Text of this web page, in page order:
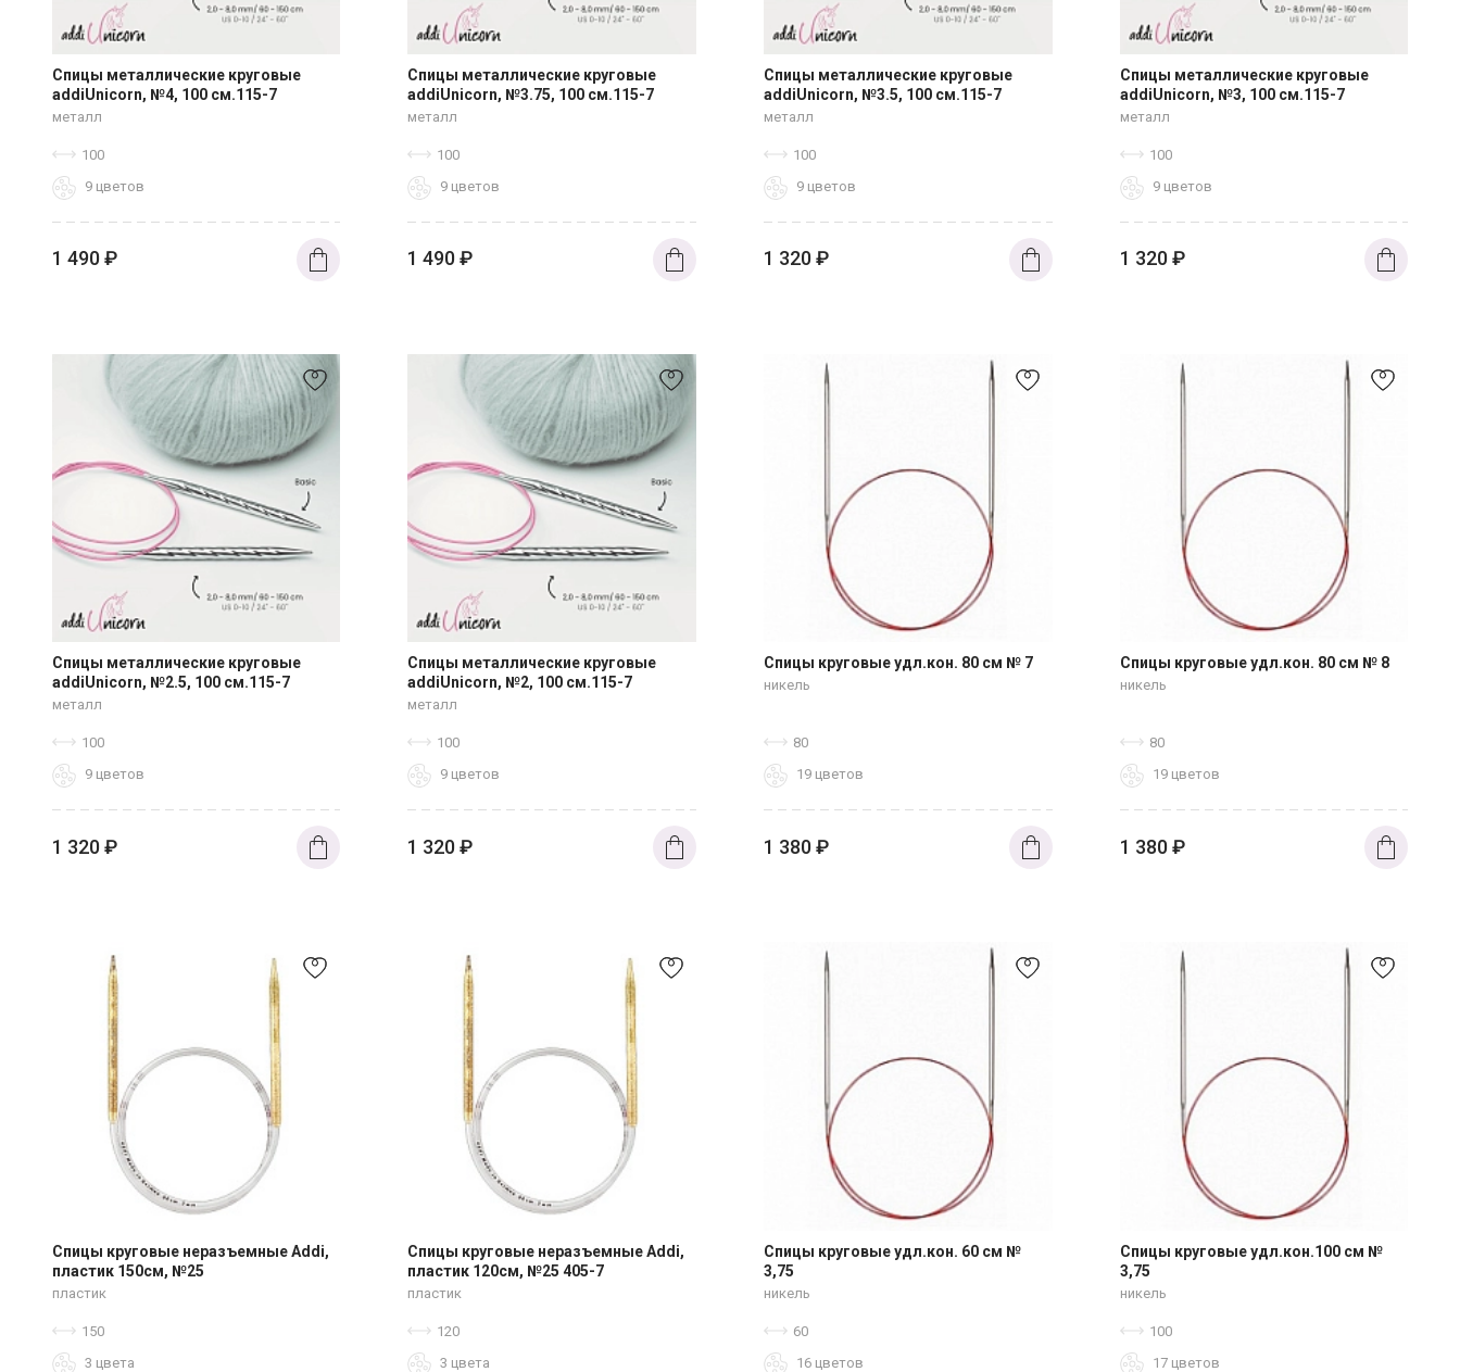
Спицы металлические круговые
addiUnicorn, №4, 100 см.115-7
металл
100
9 цветов
1 490 ₽
Спицы металлические круговые
addiUnicorn, №3.75, 100 см.115-7
металл
100
9 цветов
1 490 ₽
Спицы металлические круговые
addiUnicorn, №3.5, 100 см.115-7
металл
100
9 цветов
1 320₽
Спицы металлические круговые
addiUnicorn, №3, 100 см.115-7
металл
100
9 цветов
1 320 ₽
Спицы металлические круговые
addiUnicorn, №2.5, 100 см.115-7
металл
100
9 цветов
1 320 ₽
Спицы металлические круговые
addiUnicorn, №2, 100 см.115-7
металл
100
9 цветов
1 320 ₽
Спицы круговые удл.кон. 80 см № 7
никель
80
19 цветов
1 380₽
Спицы круговые удл.кон. 80 см № 8
никель
80
19 цветов
1 380 ₽
Спицы круговые неразъемные Addi,
пластик 150см, №25
пластик
150
3 цвета
Спицы круговые неразъемные Addi,
пластик 120см, №25 405-7
пластик
120
3 цвета
Спицы круговые удл.кон. 60 см №
3,75
никель
60
16 цветов
Спицы круговые удл.кон.100 см №
3,75
никель
100
17 цветов